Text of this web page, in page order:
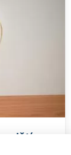
dětí a